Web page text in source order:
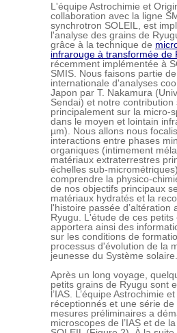
L'équipe Astrochimie et
collaboration avec la ligne
synchrotron SOLEIL, est
l'analyse des grains de
grâce à la technique de
infrarouge à transformée de
récemment implémentée à
SMIS. Nous faisons partie
internationale d'analyses
Japon par T. Nakamura
Sendai) et notre contribution
principalement sur la micro-
dans le moyen et lointain
µm). Nous allons nous
interactions entre phases
organiques (intimement
matériaux extraterrestres
échelles sub-
comprendre la physico-
de nos objectifs principaux
matériaux hydratés et la
l'histoire passée d’altération
Ryugu. L'étude de ces
apportera ainsi des
sur les conditions de
processus d'évolution de la
jeunesse du Système solaire.
Après un long voyage,
petits grains de Ryugu sont
l’IAS. L’équipe Astrochimie
réceptionnés et une série
mesures préliminaires a
microscopes de l’IAS et de